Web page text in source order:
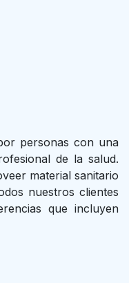
personas con una
de la salud.
material sanitario
nuestros clientes
que incluyen